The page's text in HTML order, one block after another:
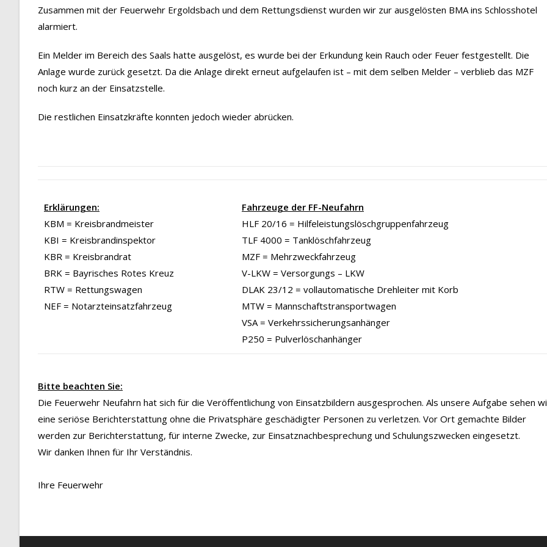
Zusammen mit der Feuerwehr Ergoldsbach und dem Rettungsdienst wurden wir zur ausgelösten BMA ins Schlosshotel
alarmiert.
Ein Melder im Bereich des Saals hatte ausgelöst, es wurde bei der Erkundung kein Rauch oder Feuer festgestellt. Die
Anlage wurde zurück gesetzt. Da die Anlage direkt erneut aufgelaufen ist – mit dem selben Melder – verblieb das MZF
noch kurz an der Einsatzstelle.
Die restlichen Einsatzkräfte konnten jedoch wieder abrücken.
Erklärungen:
KBM = Kreisbrandmeister
KBI = Kreisbrandinspektor
KBR = Kreisbrandrat
BRK = Bayrisches Rotes Kreuz
RTW = Rettungswagen
NEF = Notarzteinsatzfahrzeug
Fahrzeuge der FF-Neufahrn
HLF 20/16 = Hilfeleistungslöschgruppenfahrzeug
TLF 4000 = Tanklöschfahrzeug
MZF = Mehrzweckfahrzeug
V-LKW = Versorgungs – LKW
DLAK 23/12 = vollautomatische Drehleiter mit Korb
MTW = Mannschaftstransportwagen
VSA = Verkehrssicherungsanhänger
P250 = Pulverlöschanhänger
Bitte beachten Sie:
Die Feuerwehr Neufahrn hat sich für die Veröffentlichung von Einsatzbildern ausgesprochen. Als unsere Aufgabe sehen
eine seriöse Berichterstattung ohne die Privatsphäre geschädigter Personen zu verletzen. Vor Ort gemachte Bilder
werden zur Berichterstattung, für interne Zwecke, zur Einsatznachbesprechung und Schulungszwecken eingesetzt.
Wir danken Ihnen für Ihr Verständnis.
Ihre Feuerwehr